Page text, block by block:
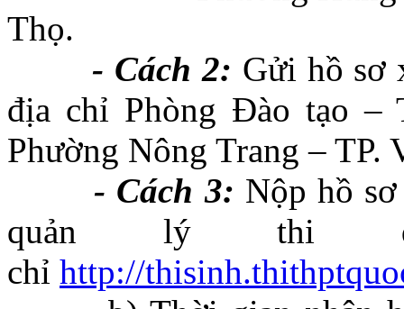
Thọ.
- Cách 2: Gửi hồ sơ
địa chỉ Phòng Đào tạo –
Phường Nông Trang – TP.
- Cách 3: Nộp hồ
quản lý thi
chỉ http://